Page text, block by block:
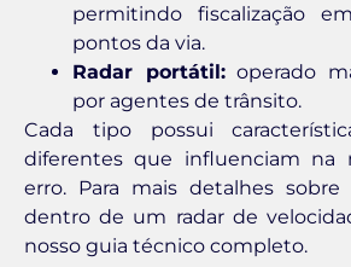
permitindo fiscalização
pontos da via.
Radar portátil:operado
por agentes de trânsito.
Cada tipo possui
diferentes que influenciam na
erro. Para mais detalhes
dentro de um radar de
nosso guia técnico completo.